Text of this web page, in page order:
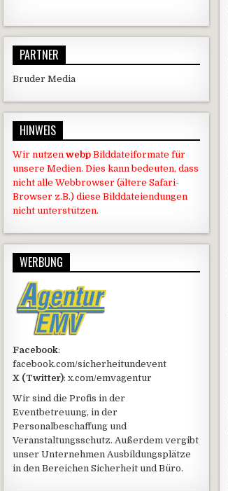
PARTNER
Bruder Media
HINWEIS
Wir nutzen webp Bilddateiformate für
unsere Medien. Dies kann bedeuten, dass
nicht alle Webbrowser (ältere Safari-
Browser z.B.) diese Bilddateiendungen
nicht unterstützen.
WERBUNG
Facebook:
facebook.com/sicherheitundevent
X (Twitter): x.com/emvagentur
Wir sind die Profis in der
Eventbetreuung, in der
Personalbeschaffung und
Veranstaltungsschutz. Außerdem vergibt
unser Unternehmen Ausbildungsplätze
in den Bereichen Sicherheit und Büro.